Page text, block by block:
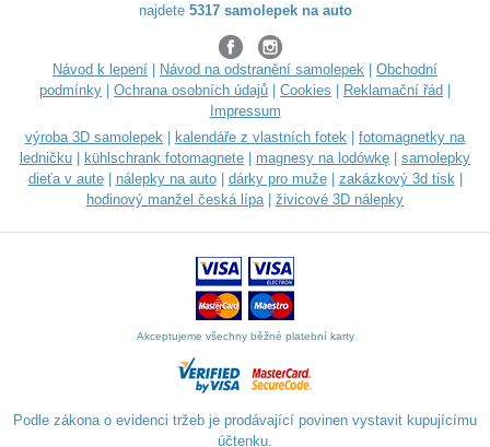
najdete 5317 samolepek na auto
Návod k lepení Návod na odstranění samolepek
Obchodní
podmínky
Ochrana osobních údajů Cookies Reklamační řád
Impressum
výroba 3D samolepek
kalendáře z vlastních fotek
fotomagnetky na
ledničku
kühlschrank fotomagnete magnesy na lodówkę
samolepky
dieťa v aute| nálepky na auto| dárky pro muže| zakázkový 3d tisk|
hodinový manžel česká lípa| živicové 3D nálepky
Akceptujeme všechny běžné platební karty
Podle zákona o evidenci tržeb je prodávající povinen vystavit kupujícímu
účtenku.